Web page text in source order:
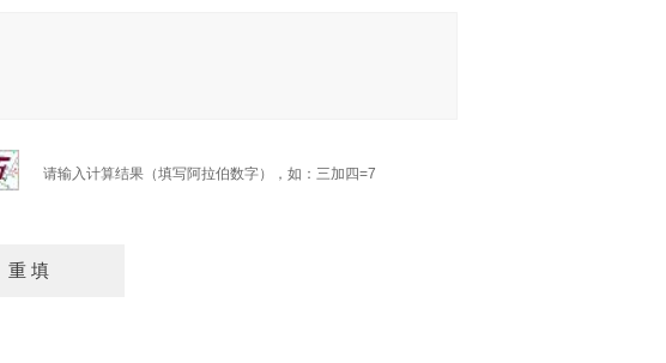
请输入计算结果（填写阿拉伯数字），如：三加四=7